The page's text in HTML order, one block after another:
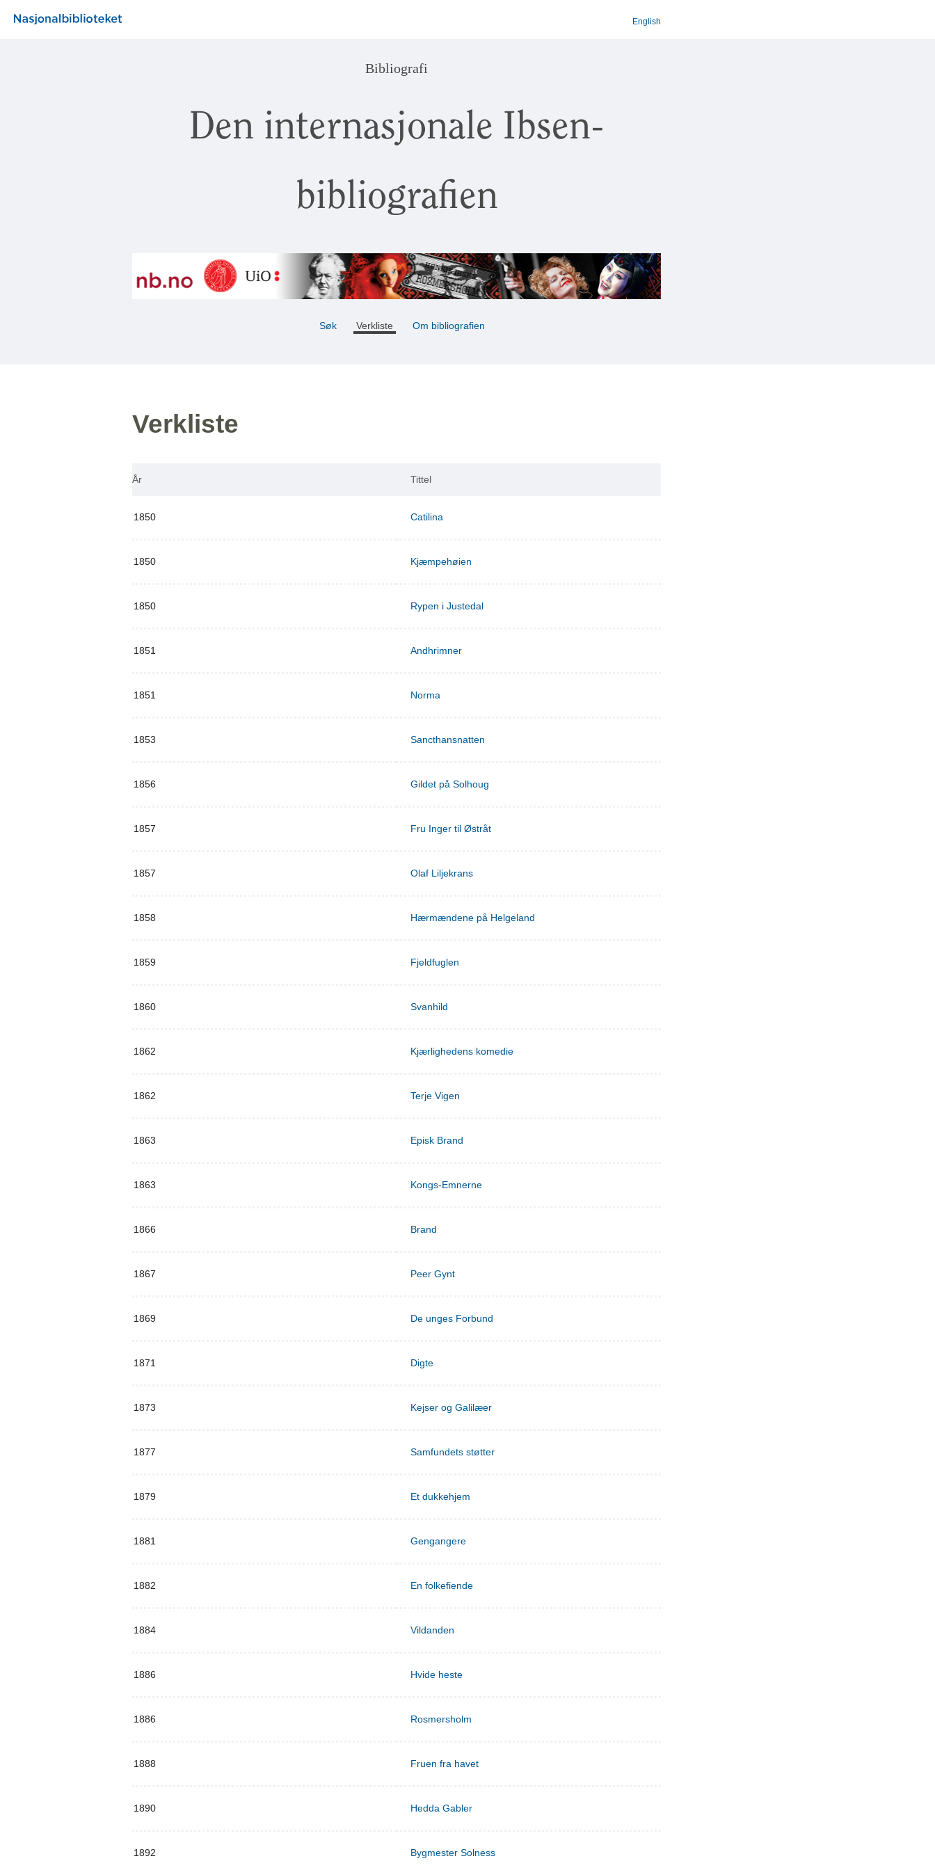
English
Bibliografi
Den internasjonale Ibsen-
bibliografien
Søk Verkliste Om bibliografien
Verkliste
År Tittel
1850 Catilina
1850 Kjæmpehøien
1850 Rypen i Justedal
1851 Andhrimner
1851 Norma
1853 Sancthansnatten
1856 Gildet på Solhoug
1857 Fru Inger til Østråt
1857 Olaf Liljekrans
1858 Hærmændene på Helgeland
1859 Fjeldfuglen
1860 Svanhild
1862 Kjærlighedens komedie
1862 Terje Vigen
1863 Episk Brand
1863 Kongs-Emnerne
1866 Brand
1867 Peer Gynt
1869 De unges Forbund
1871 Digte
1873 Kejser og Galilæer
1877 Samfundets støtter
1879 Et dukkehjem
1881 Gengangere
1882 En folkefiende
1884 Vildanden
1886 Hvide heste
1886 Rosmersholm
1888 Fruen fra havet
1890 Hedda Gabler
1892 Bygmester Solness